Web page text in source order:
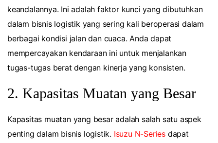
keandalannya. Ini adalah faktor kunci yang dibutuhkan
dalam bisnis logistik yang sering kali beroperasi dalam
berbagai kondisi jalan dan cuaca. Anda dapat
mempercayakan kendaraan ini untuk menjalankan
tugas-tugas berat dengan kinerja yang konsisten.
2. Kapasitas Muatan yang Besar
Kapasitas muatan yang besar adalah salah satu aspek
penting dalam bisnis logistik. Isuzu N-Series dapat